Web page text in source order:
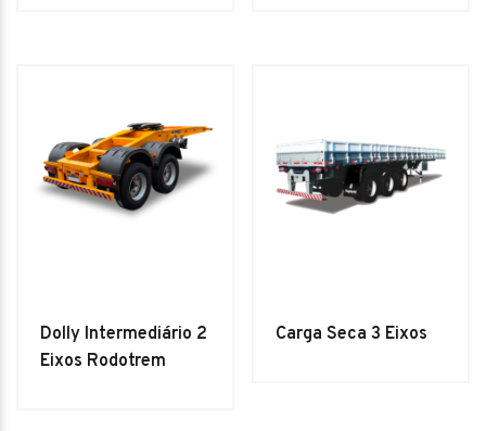
Dolly Intermediário 2
Eixos Rodotrem
Carga Seca 3 Eixos